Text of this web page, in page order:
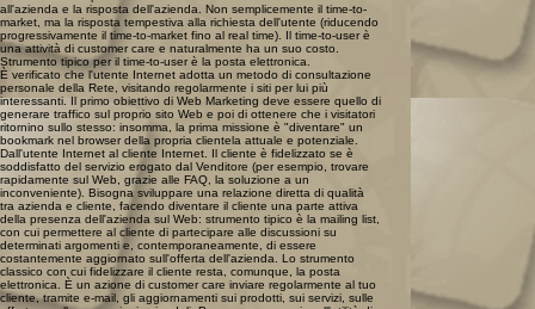
all'azienda e la risposta dell'azienda. Non semplicemente il time-to-
market, ma la risposta tempestiva alla richiesta dell'utente (riducendo
progressivamente il time-to-market fino al real time). Il time-to-user è
una attività di customer care e naturalmente ha un suo costo.
Strumento tipico per il time-to-user è la posta elettronica.
È verificato che l'utente Internet adotta un metodo di consultazione
personale della Rete, visitando regolarmente i siti per lui più
interessanti. Il primo obiettivo di Web Marketing deve essere quello di
generare traffico sul proprio sito Web e poi di ottenere che i visitatori
ritornino sullo stesso: insomma, la prima missione è "diventare" un
bookmark nel browser della propria clientela attuale e potenziale.
Dall'utente Internet al cliente Internet. Il cliente è fidelizzato se è
soddisfatto del servizio erogato dal Venditore (per esempio, trovare
rapidamente sul Web, grazie alle FAQ, la soluzione a un
inconveniente). Bisogna sviluppare una relazione diretta di qualità
tra azienda e cliente, facendo diventare il cliente una parte attiva
della presenza dell'azienda sul Web: strumento tipico è la mailing list,
con cui permettere al cliente di partecipare alle discussioni su
determinati argomenti e, contemporaneamente, di essere
costantemente aggiornato sull'offerta dell'azienda. Lo strumento
classico con cui fidelizzare il cliente resta, comunque, la posta
elettronica. È un azione di customer care inviare regolarmente al tuo
cliente, tramite e-mail, gli aggiornamenti sui prodotti, sui servizi, sulle